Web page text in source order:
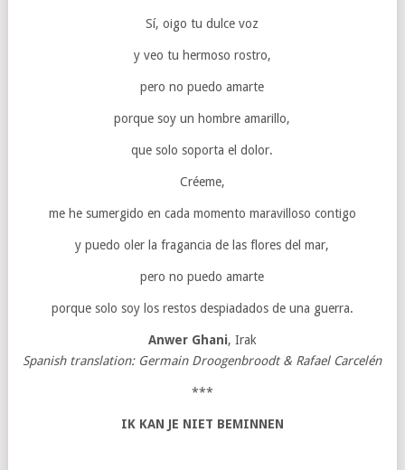
Sí, oigo tu dulce voz
y veo tu hermoso rostro,
pero no puedo amarte
porque soy un hombre amarillo,
que solo soporta el dolor.
Créeme,
me he sumergido en cada momento maravilloso contigo
y puedo oler la fragancia de las flores del mar,
pero no puedo amarte
porque solo soy los restos despiadados de una guerra.
Anwer Ghani, Irak
Spanish translation: Germain Droogenbroodt & Rafael Carcelén
***
IK KAN JE NIET BEMINNEN